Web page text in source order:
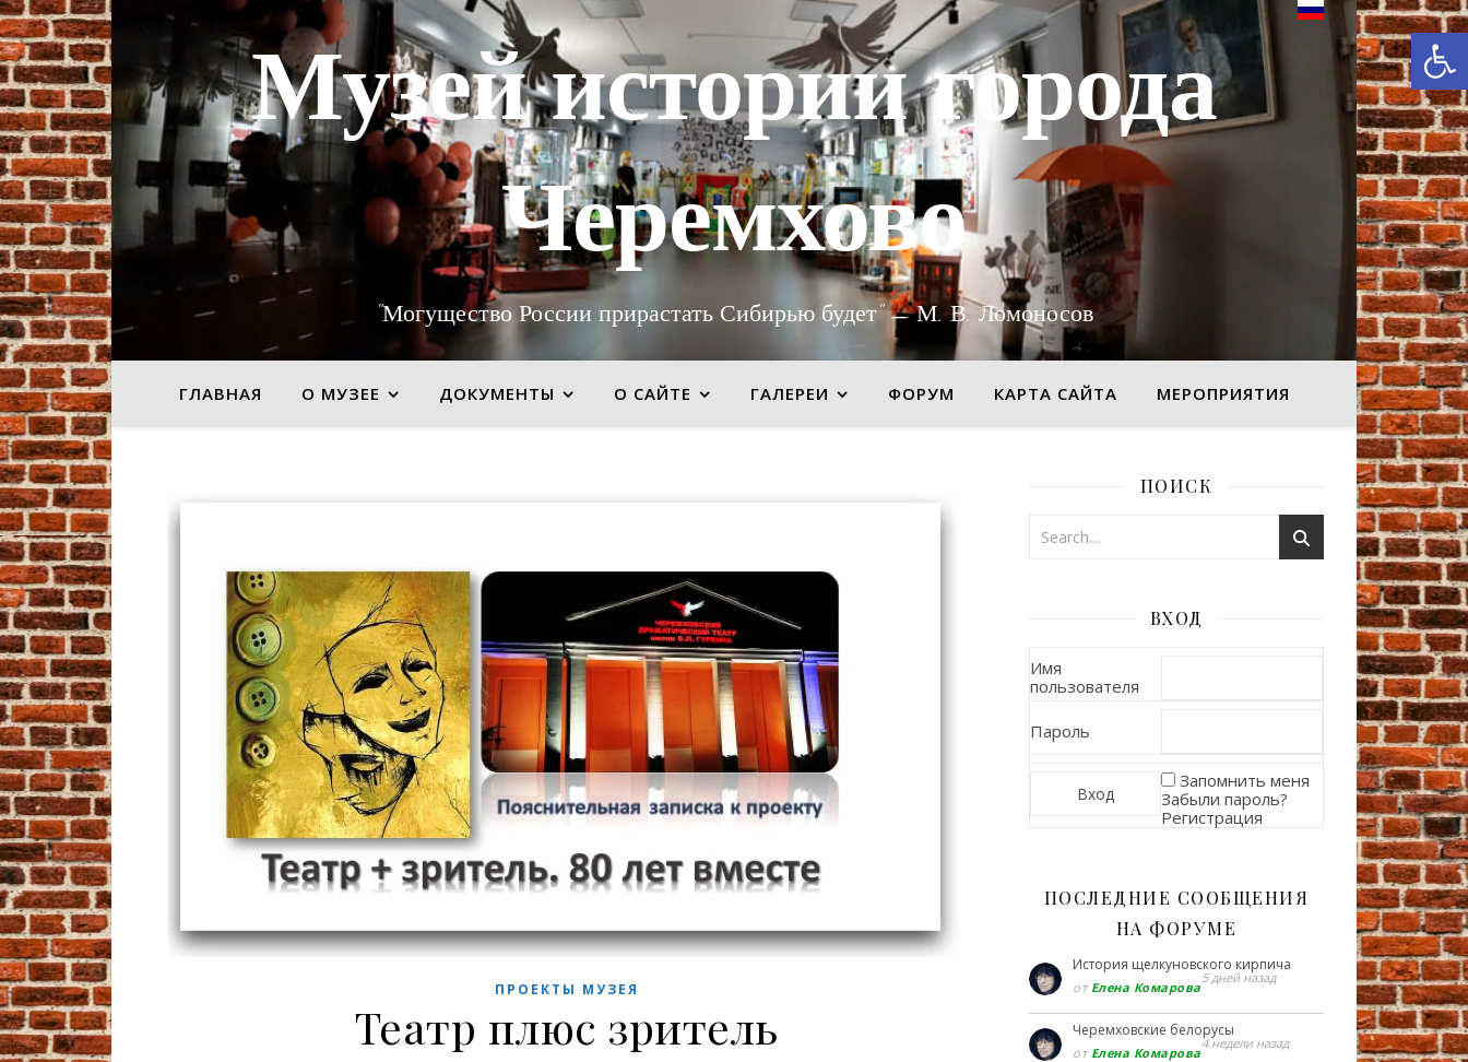
Музей истории города
Черемхово
"Могущество России прирастать Сибирью будет" — М. В. Ломоносов
ГЛАВНАЯ О МУЗЕЕ ДОКУМЕНТЫ О САЙТЕ ГАЛЕРЕИ ФОРУМ КАРТА САЙТА МЕРОПРИЯТИЯ
ПРОЕКТЫ МУЗЕЯ
Театр плюс зритель
ПОИСК
ВХОД
Имя
пользователя
Пароль
Запомнить меня
Забыли пароль?
Регистрация
ПОСЛЕДНИЕ СООБЩЕНИЯ
НА ФОРУМЕ
История щелкуновского кирпича
от Елена Комарова
5 дней назад
Черемховские белорусы
от Елена Комарова
4 недели назад